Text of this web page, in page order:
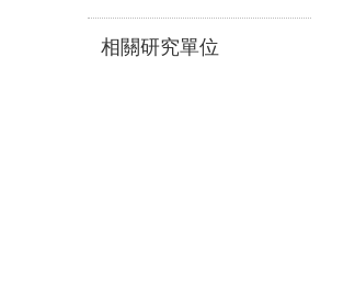
相關研究單位